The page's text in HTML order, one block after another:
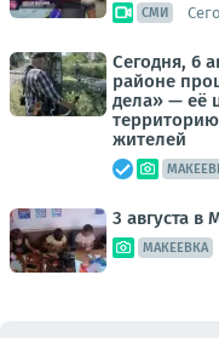
СМИ
Сегодня, 6
районе
дела» — её
жителей
3 августа в
МАКЕЕВКА